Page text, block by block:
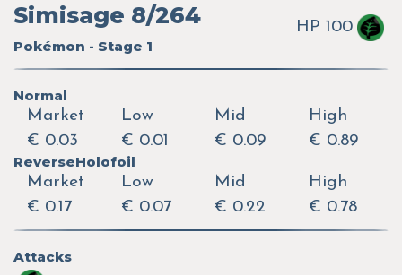
Simisage 8/264
Pokémon - Stage 1
HP 100
Normal
Market
€ 0.03
Low
€ 0.01
Mid
€ 0.09
High
€ 0.89
ReverseHolofoil
Market
€ 0.17
Low
€ 0.07
Mid
€ 0.22
High
€ 0.78
Attacks